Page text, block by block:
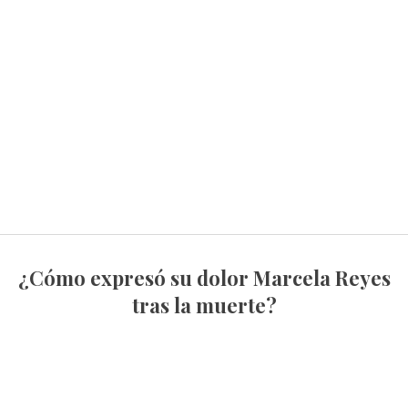
¿Cómo expresó su dolor Marcela Reyes
tras la muerte?